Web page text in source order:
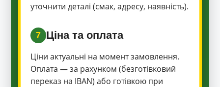
уточнити деталі (смак, адресу, наявність).
7 Ціна та оплата
Ціни актуальні на момент замовлення.
Оплата — за рахунком (безготівковий
переказ на IBAN) або готівкою при